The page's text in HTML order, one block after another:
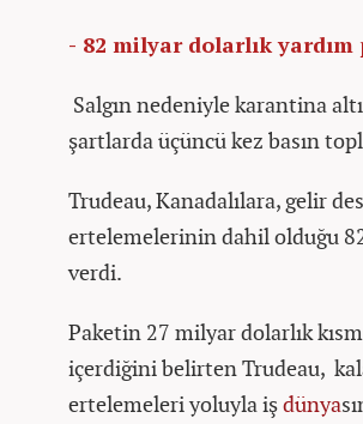
- 82 milyar dolarlık
Salgın nedeniyle karantina
şartlarda üçüncü kez basın
Trudeau, Kanadalılara, gelir
ertelemelerinin dahil olduğu
verdi.
Paketin 27 milyar dolarlık
içerdiğini belirten Trudeau,
ertelemeleri yoluyla işdünya